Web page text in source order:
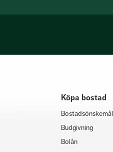
Köpa bostad
Bostadsönskemål
Budgivning
Bolån